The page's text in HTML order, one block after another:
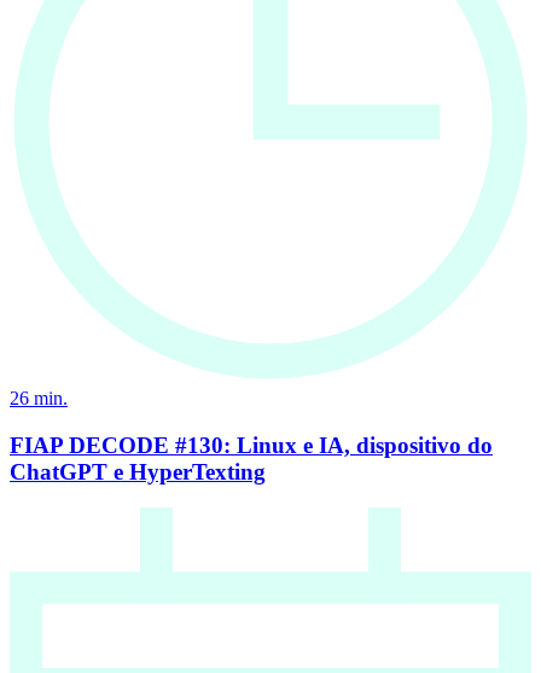
26 min.
FIAP DECODE #130: Linux e IA, dispositivo do
ChatGPT e HyperTexting